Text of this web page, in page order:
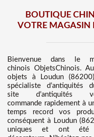
BOUTIQUE
VOTRE MAGASIN
Bienvenue dans
le
chinois ObjetsChinois.
objets à Loudun
spécialiste
site d’antiquités
commande rapidement à
temps record vos
conséquent à Loudun
uniques et ont été